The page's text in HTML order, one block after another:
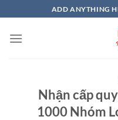
qua
nội
ADD ANYTHING
Nhận cấp
1000 Nhóm